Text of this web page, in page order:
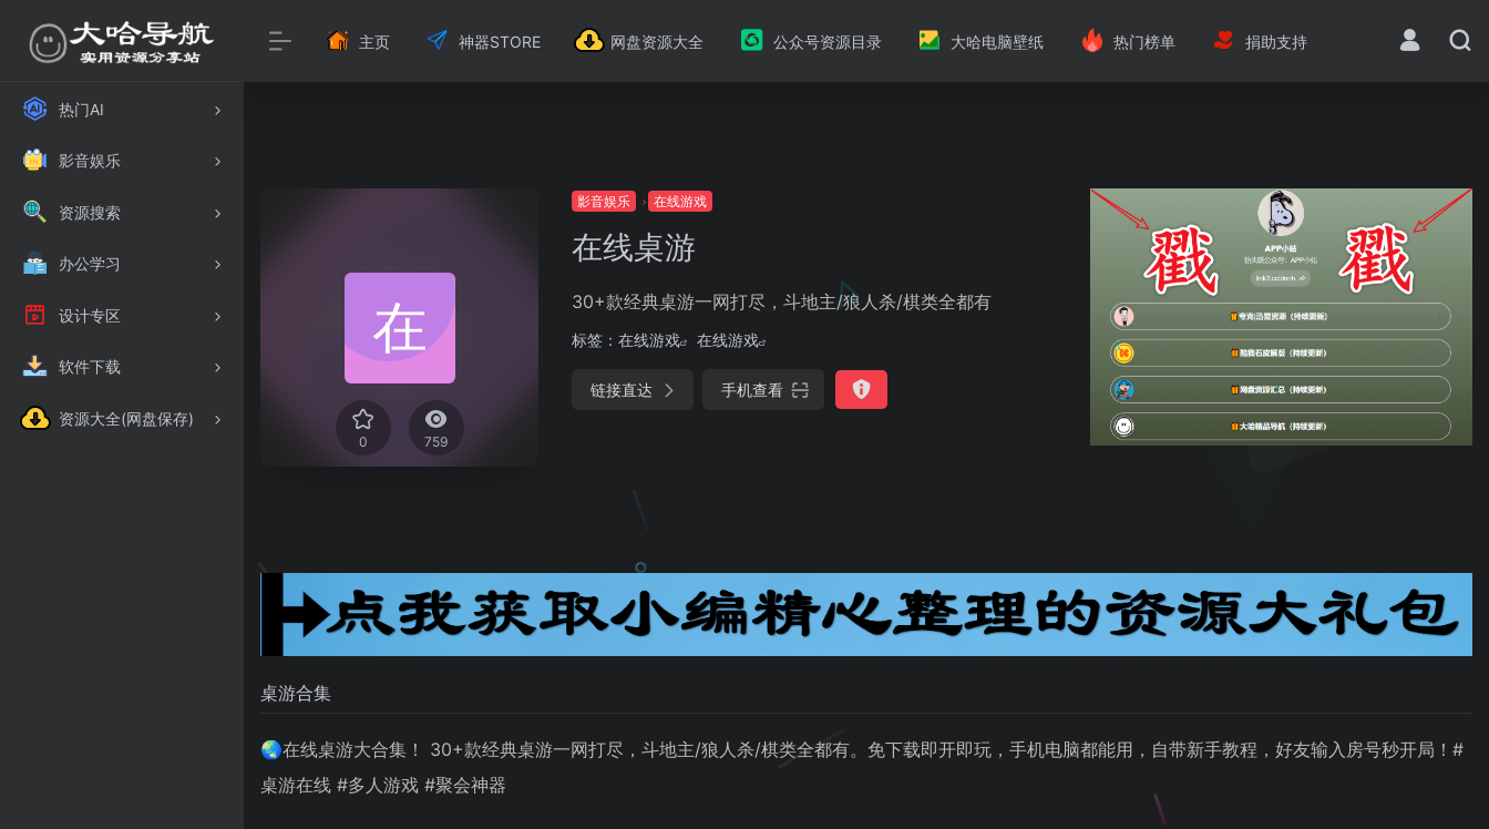
热门AI
影音娱乐
资源搜索
办公学习
设计专区
软件下载
资源大全(网盘保存)
主页 神器STORE 网盘资源大全 公众号资源目录 大哈电脑壁纸 热门榜单 捐助支持
0 759
影音娱乐 在线游戏
在线桌游
30+款经典桌游一网打尽，斗地主/狼人杀/棋类全都有
标签： 在线游戏 在线游戏
链接直达 手机查看
桌游合集
🌏在线桌游大合集！ 30+款经典桌游一网打尽，斗地主/狼人杀/棋类全都有。免下载即开即玩，手机电脑都能用，自带新手教程，好友输入房号秒开局！#
桌游在线 #多人游戏 #聚会神器